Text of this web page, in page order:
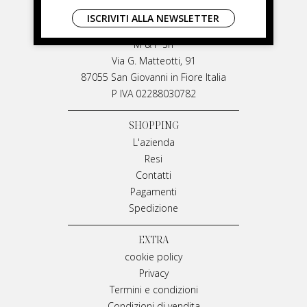
LIVIANA MIRARCHI
M & P Srl
Via G. Matteotti, 91
87055 San Giovanni in Fiore Italia
P IVA 02288030782
SHOPPING
L'azienda
Resi
Contatti
Pagamenti
Spedizione
EXTRA
cookie policy
Privacy
Termini e condizioni
ISCRIVITI ALLA NEWSLETTER